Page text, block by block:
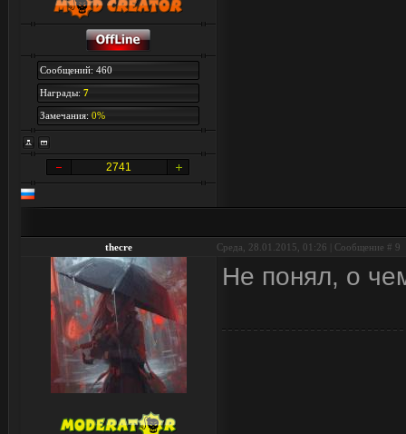
Сообщений: 460
Награды:7
Замечания:0%
2741
thecre Среда, 28.01.2015, 01:26 | Сообщение # 9
Не понял, о